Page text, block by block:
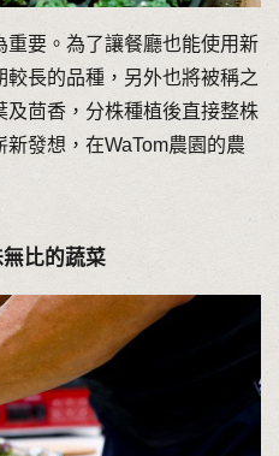
要。為了讓餐廳也能使用新
長的品種，另外也將被稱之
茴香，分株種植後直接整株
發想，在WaTom農園的農
比的蔬菜